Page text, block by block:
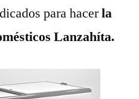
para hacerla
Lanzahíta.